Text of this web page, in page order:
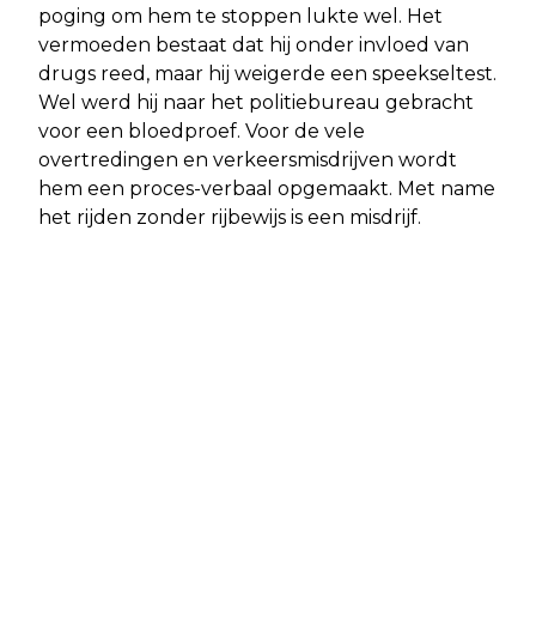
poging om hem te stoppen lukte wel. Het
vermoeden bestaat dat hij onder invloed van
drugs reed, maar hij weigerde een speekseltest.
Wel werd hij naar het politiebureau gebracht
voor een bloedproef. Voor de vele
overtredingen en verkeersmisdrijven wordt
hem een proces-verbaal opgemaakt. Met name
het rijden zonder rijbewijs is een misdrijf.